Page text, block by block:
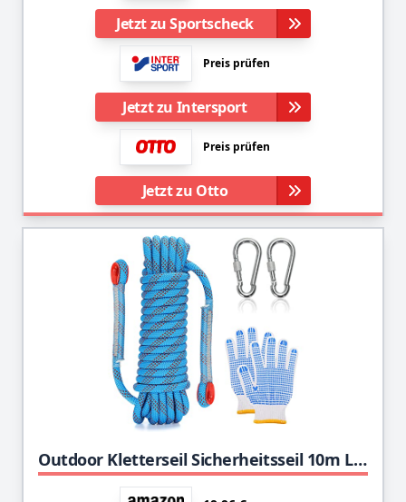
Jetzt zu Sportscheck
Preis prüfen
Jetzt zu Intersport
Preis prüfen
Jetzt zu Otto
Outdoor Kletterseil Sicherheitsseil 10m Lang, EUBSWA 10mm Survival Seil mit Karabiner für Klettern, Sicherheitsübungen, Bergexpeditionen, Camping Outdoor Sportarten